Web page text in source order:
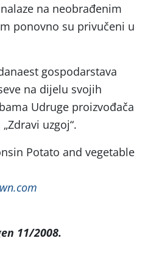
na neobrađenim
ponovno su privučeni u
gospodarstava
na dijelu svojih
Udruge proizvođača
uzgoj“.
Potato and vegetable
11/2008.